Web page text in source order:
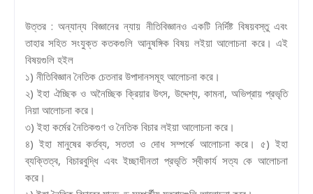
উত্তর : অন্যান্য বিজ্ঞানের ন্যায় নীতিবিজ্ঞানও একটি নির্দিষ্ট বিষয়বস্তু এবং
তাহার সহিত সংযুক্ত কতকগুলি আনুষঙ্গিক বিষয় লইয়া আলোচনা করে। এই
বিষয়গুলি হইল
১) নীতিবিজ্ঞান নৈতিক চেতনার উপাদানসমূহ আলোচনা করে।
২) ইহা ঐচ্ছিক ও অনৈচ্ছিক ক্রিয়ার উৎস, উদ্দেশ্য, কামনা, অভিপ্রায় প্রভৃতি
নিয়া আলোচনা করে।
৩) ইহা কর্মের নৈতিকগুণ ও নৈতিক বিচার লইয়া আলোচনা করে।
৪) ইহা মানুষের কর্তব্য, সততা ও দোধ সম্পর্কে আলোচনা করে। ৫) ইহা
ব্যক্তিত্ব, বিচারবুদ্ধি এবং ইচ্ছাধীনতা প্রভৃতি স্বীকার্য সত্য কে আলোচনা
করে।